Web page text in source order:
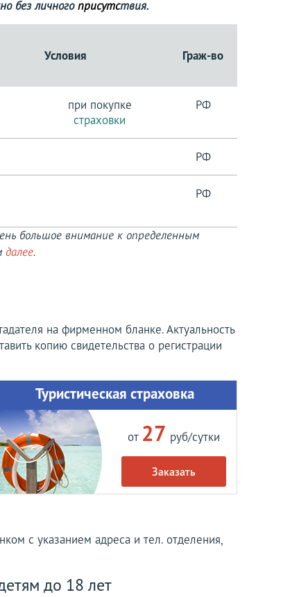
без личного присутствия.
Условия Граж-во
при покупке
страховки
РФ
РФ
РФ
большое внимание к определенным
далее.
на фирменном бланке. Актуальность
копию свидетельства о регистрации
Туристическая страховка
от 27 руб/сутки
Заказать
с указанием адреса и тел. отделения,
до 18 лет